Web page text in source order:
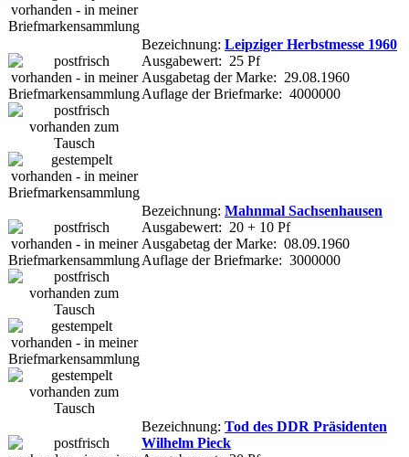
Bezeichnung: Leipziger Herbstmesse 1960
Ausgabewert: 25 Pf
Ausgabetag der Marke: 29.08.1960
Auflage der Briefmarke: 4000000
Bezeichnung: Mahnmal Sachsenhausen
Ausgabewert: 20 + 10 Pf
Ausgabetag der Marke: 08.09.1960
Auflage der Briefmarke: 3000000
Bezeichnung: Tod des DDR Präsidenten
Wilhelm Pieck